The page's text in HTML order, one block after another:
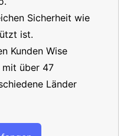
Sicherheit wie
ist.
Kunden Wise
über 47
Länder